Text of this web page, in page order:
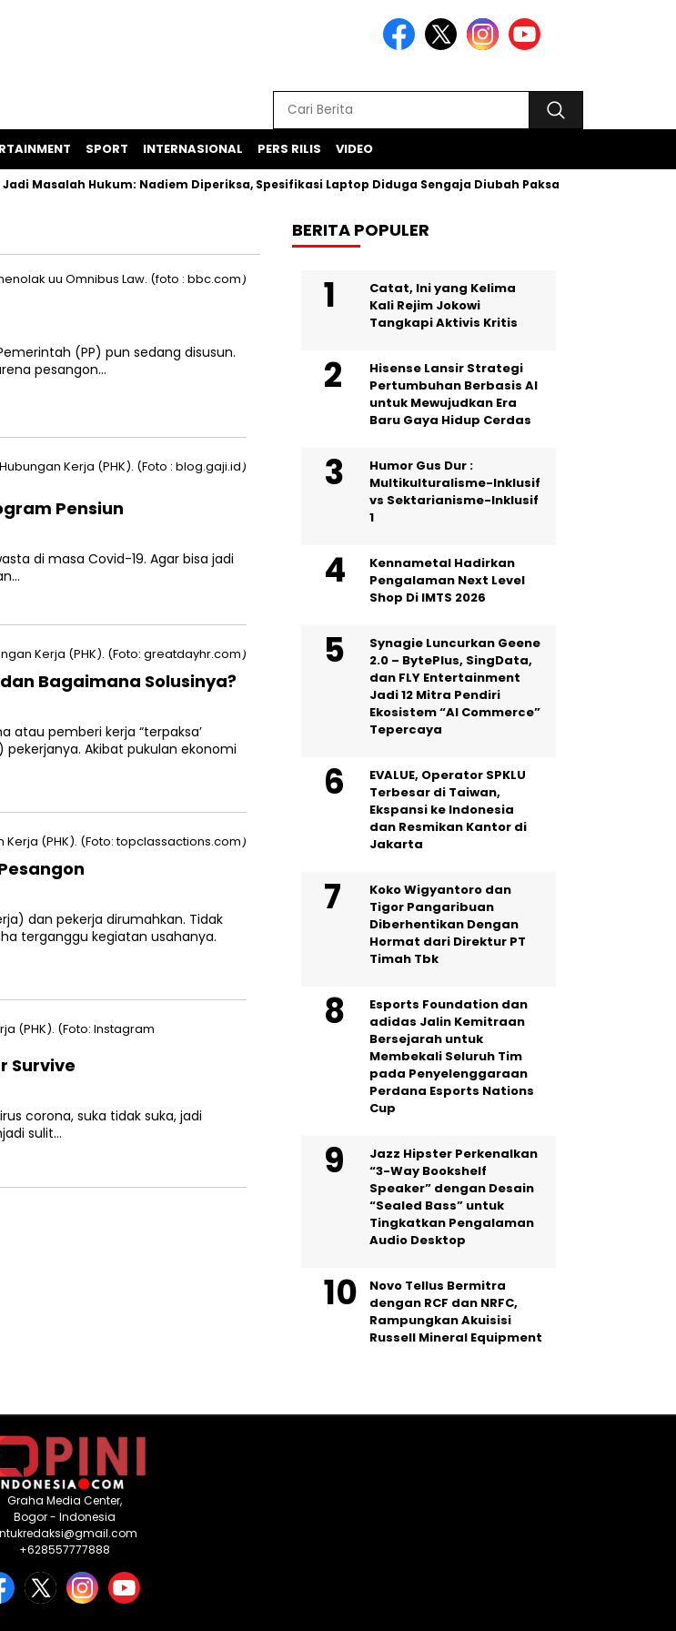
SPORT INTERNASIONAL PERS RILIS VIDEO
Masalah Hukum: Nadiem Diperiksa, Spesifikasi Laptop Diduga Sengaja Diubah Paksa
(PP) pun sedang disusun.
pesangon…
Pensiun
di masa Covid-19. Agar bisa jadi
Bagaimana Solusinya?
atau pemberi kerja “terpaksa’
Akibat pukulan ekonomi
dan pekerja dirumahkan. Tidak
terganggu kegiatan usahanya.
Survive
corona, suka tidak suka, jadi
sulit…
BERITA POPULER
Catat, Ini yang Kelima
Kali Rejim Jokowi
Tangkapi Aktivis Kritis
Hisense Lansir Strategi
Pertumbuhan Berbasis AI
untuk Mewujudkan Era
Baru Gaya Hidup Cerdas
Humor Gus Dur :
Multikulturalisme-Inklusif
vs Sektarianisme-Inklusif
1
Kennametal Hadirkan
Pengalaman Next Level
Shop Di IMTS 2026
Synagie Luncurkan Geene
2.0 – BytePlus, SingData,
dan FLY Entertainment
Jadi 12 Mitra Pendiri
Ekosistem “AI Commerce”
Tepercaya
EVALUE, Operator SPKLU
Terbesar di Taiwan,
Ekspansi ke Indonesia
dan Resmikan Kantor di
Jakarta
Koko Wigyantoro dan
Tigor Pangaribuan
Diberhentikan Dengan
Hormat dari Direktur PT
Timah Tbk
Esports Foundation dan
adidas Jalin Kemitraan
Bersejarah untuk
Membekali Seluruh Tim
pada Penyelenggaraan
Perdana Esports Nations
Cup
Jazz Hipster Perkenalkan
“3-Way Bookshelf
Speaker” dengan Desain
“Sealed Bass” untuk
Tingkatkan Pengalaman
Audio Desktop
Novo Tellus Bermitra
dengan RCF dan NRFC,
Rampungkan Akuisisi
Russell Mineral Equipment
Graha Media Center,
Bogor - Indonesia
+628557777888